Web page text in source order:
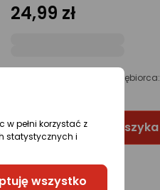
24,99 zł
Sprzedaje i wysyła przedsiębiorca:
Do koszyka
w pełni korzystać z
statystycznych i
wszystko